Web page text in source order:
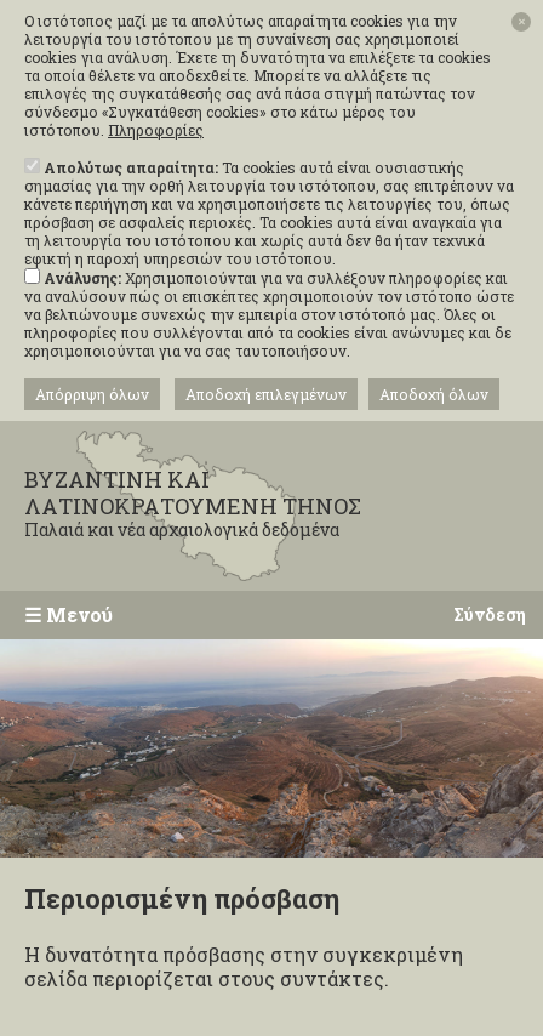
Ο ιστότοπος μαζί με τα απολύτως απαραίτητα cookies για την
λειτουργία του ιστότοπου με τη συναίνεση σας χρησιμοποιεί
cookies για ανάλυση. Έχετε τη δυνατότητα να επιλέξετε τα cookies
τα οποία θέλετε να αποδεχθείτε. Μπορείτε να αλλάξετε τις
επιλογές της συγκατάθεσής σας ανά πάσα στιγμή πατώντας τον
σύνδεσμο «Συγκατάθεση cookies» στο κάτω μέρος του
ιστότοπου. Πληροφορίες
Απολύτως απαραίτητα:Τα cookies αυτά είναι ουσιαστικής
σημασίας για την ορθή λειτουργία του ιστότοπου, σας επιτρέπουν να
κάνετε περιήγηση και να χρησιμοποιήσετε τις λειτουργίες του, όπως
πρόσβαση σε ασφαλείς περιοχές. Τα cookies αυτά είναι αναγκαία για
τη λειτουργία του ιστότοπου και χωρίς αυτά δεν θα ήταν τεχνικά
εφικτή η παροχή υπηρεσιών του ιστότοπου.
Ανάλυσης:Χρησιμοποιούνται για να συλλέξουν πληροφορίες και
να αναλύσουν πώς οι επισκέπτες χρησιμοποιούν τον ιστότοπο ώστε
να βελτιώνουμε συνεχώς την εμπειρία στον ιστότοπό μας. Όλες οι
πληροφορίες που συλλέγονται από τα cookies είναι ανώνυμες και δε
χρησιμοποιούνται για να σας ταυτοποιήσουν.
Απόρριψη όλων Αποδοχή επιλεγμένων Αποδοχή όλων
✕
ΒΥΖΑΝΤΙΝΗ ΚΑΙ
ΛΑΤΙΝΟΚΡΑΤΟΥΜΕΝΗ ΤΗΝΟΣ
Παλαιά και νέα αρχαιολογικά δεδομένα
☰ Μενού Σύνδεση
Περιορισμένη πρόσβαση
Η δυνατότητα πρόσβασης στην συγκεκριμένη
σελίδα περιορίζεται στους συντάκτες.